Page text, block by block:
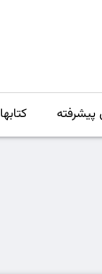
پیشرفته کتابها